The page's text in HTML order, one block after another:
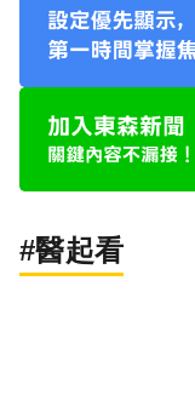
#醫起看